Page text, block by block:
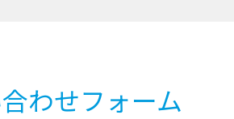
わせフォーム